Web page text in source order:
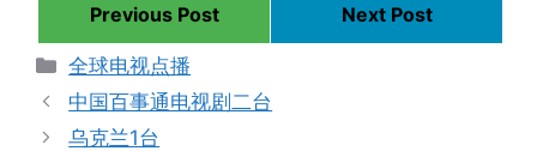
Previous Post
Next Post
Categories
全球电视点播
中国百事通电视剧二台
乌克兰1台